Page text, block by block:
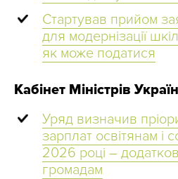
Стартував прийом
для модернізації
як може податися
Кабінет Міністрів
Уряд визначив
зарплат освітянам і
2026 році –
громадам